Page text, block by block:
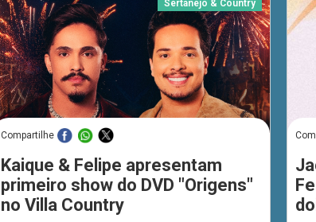
Sertanejo & Country
Compartilhe
Kaique & Felipe apresentam
primeiro show do DVD "Origens"
no Villa Country